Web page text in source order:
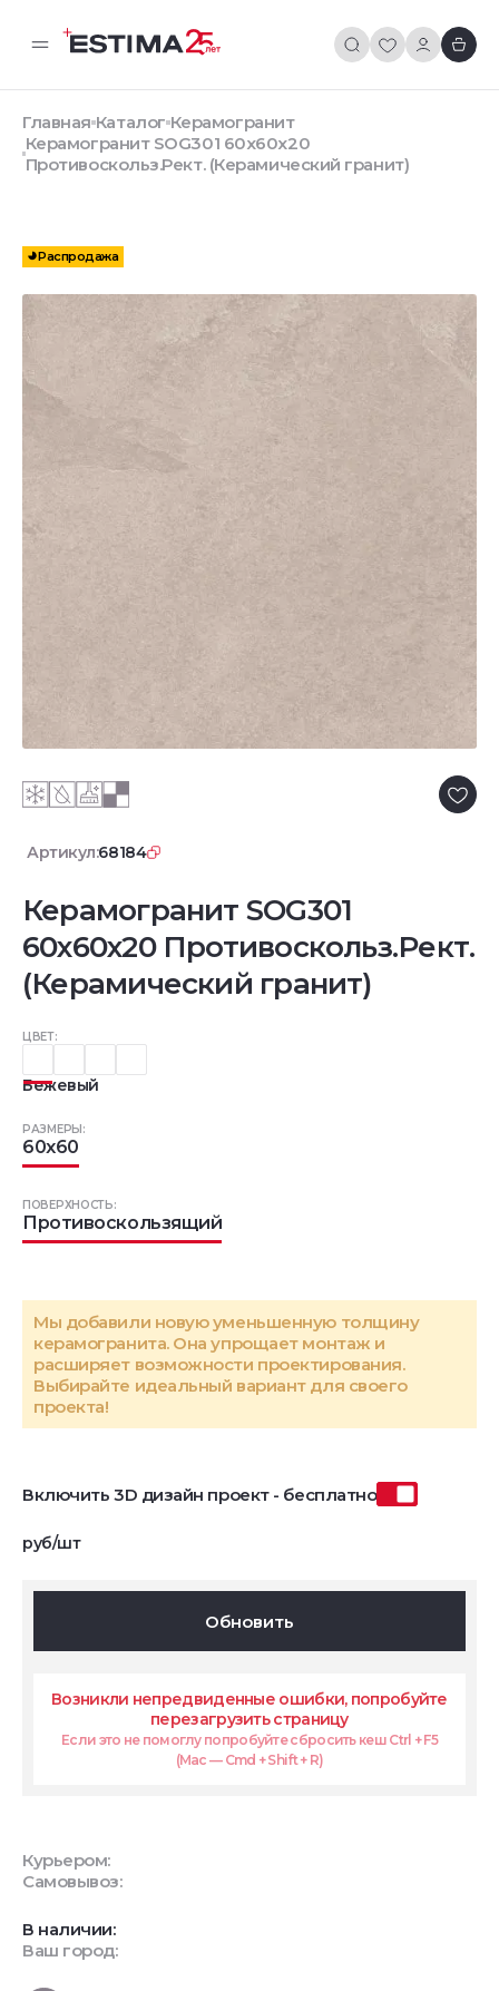
Главная Каталог Керамогранит
Керамогранит SOG301 60x60x20
Противоскольз.Рект. (Керамический гранит)
Распродажа
Артикул:68184
Керамогранит SOG301
60x60x20 Противоскольз.Рект.
(Керамический гранит)
ЦВЕТ:
Бежевый
РАЗМЕРЫ:
60x60
ПОВЕРХНОСТЬ:
Противоскользящий
Мы добавили новую уменьшенную толщину
керамогранита. Она упрощает монтаж и
расширяет возможности проектирования.
Выбирайте идеальный вариант для своего
проекта!
Включить 3D дизайн проект - бесплатно
руб/шт
Обновить
Возникли непредвиденные ошибки, попробуйте
перезагрузить страницу
Если это не помоглу попробуйте сбросить кеш Ctrl + F5
(Mac — Cmd + Shift + R)
Курьером:
Самовывоз:
В наличии:
Ваш город: